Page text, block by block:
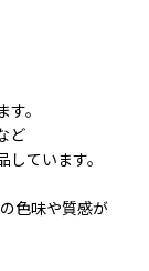
。
ど
ています。
色味や質感が